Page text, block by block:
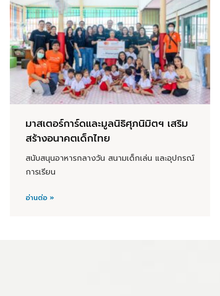
มาสเตอร์การ์ดและมูลนิธิศุภนิมิตฯ เสริม
สร้างอนาคตเด็กไทย
สนับสนุนอาหารกลางวัน สนามเด็กเล่น และอุปกรณ์
การเรียน
อ่านต่อ »